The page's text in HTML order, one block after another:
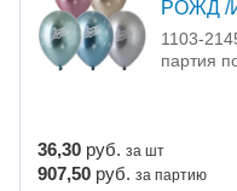
РОЖД /
1103-
партия
36,30 руб. за шт
907,50 руб. за партию